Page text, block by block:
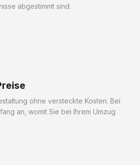
abgestimmt sind.
ohne versteckte Kosten. Bei
an, womit Sie bei Ihrem Umzug